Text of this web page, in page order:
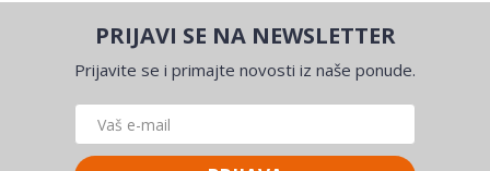
PRIJAVI SE NA NEWSLETTER
Prijavite se i primajte novosti iz naše ponude.